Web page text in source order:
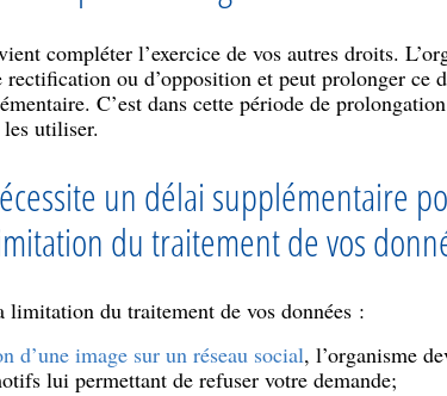
compléter l’exercice de vos autres droits.
ou d’opposition et peut prolonger ce
C’est dans cette période de
les utiliser.
un délai supplémentaire
du traitement de vos
limitation du traitement de vos données :
d’une image sur un réseau social, l’organisme
lui permettant de refuser votre demande;